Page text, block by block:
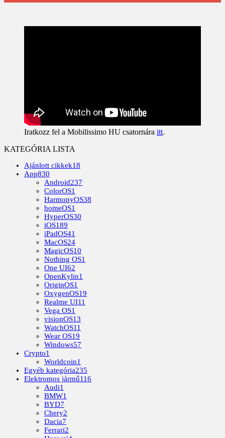
Iratkozz fel a Mobilissimo HU csatornára itt.
KATEGÓRIA LISTA
Ajánlott cikkek18
App830
Android237
ColorOS1
HarmonyOS38
homeOS1
HyperOS30
iOS189
iPadOS41
MacOS24
MagicOS10
Nothing OS1
One UI62
OpenKylin1
OriginOS1
OxygenOS19
Realme UI11
Vega OS1
visionOS13
WatchOS11
Wear OS19
Windows57
Crypto1
Worldcoin1
Egyéb kategória235
Elektromos jármű116
Audi1
BMW1
BYD7
Chery2
Dacia7
Ferrari2